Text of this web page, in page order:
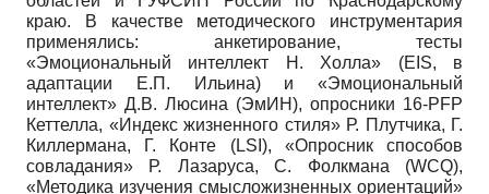
краю. В качестве методического инструментария
применялись: анкетирование, тесты
«Эмоциональный интеллект Н. Холла» (EIS, в
адаптации Е.П. Ильина) и «Эмоциональный
интеллект» Д.В. Люсина (ЭмИН), опросники 16-PFР
Кеттелла, «Индекс жизненного стиля» Р. Плутчика, Г.
Киллермана, Г. Конте (LSI), «Опросник способов
совладания» Р. Лазаруса, С. Фолкмана (WCQ),
«Методика изучения смысложизненных ориентаций»